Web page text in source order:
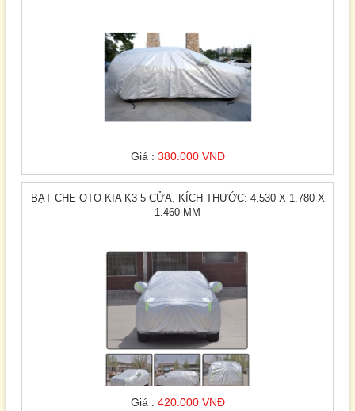
Giá : 380.000 VNĐ
BẠT CHE OTO KIA K3 5 CỬA. KÍCH THƯỚC: 4.530 X 1.780 X
1.460 MM
Giá : 420.000 VNĐ